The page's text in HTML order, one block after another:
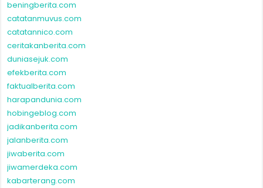
beningberita.com
catatanmuvus.com
catatannico.com
ceritakanberita.com
duniasejuk.com
efekberita.com
faktualberita.com
harapandunia.com
hobingeblog.com
jadikanberita.com
jalanberita.com
jiwaberita.com
jiwamerdeka.com
kabarterang.com